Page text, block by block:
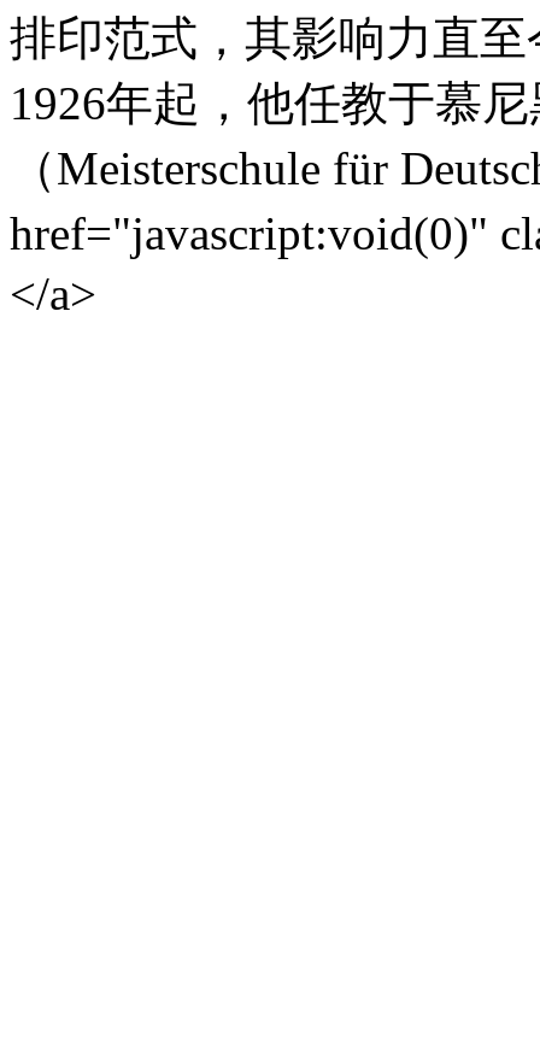
排印范式，其影响力直
1926年起，他任教于慕
（Meisterschule für
href="javascript:void(0)"
</a>